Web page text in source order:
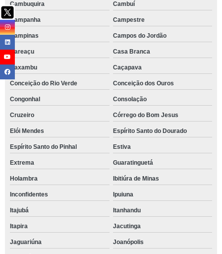
Cambuquira Cambuí
Campanha Campestre
Campinas Campos do Jordão
Careaçu Casa Branca
Caxambu Caçapava
Conceição do Rio Verde Conceição dos Ouros
Congonhal Consolação
Cruzeiro Córrego do Bom Jesus
Elói Mendes Espírito Santo do Dourado
Espírito Santo do Pinhal Estiva
Extrema Guaratinguetá
Holambra Ibitiúra de Minas
Inconfidentes Ipuiuna
Itajubá Itanhandu
Itapira Jacutinga
Jaguariúna Joanópolis